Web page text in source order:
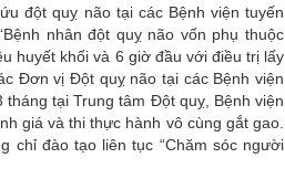
đột quỵ não tại các Bệnh viện tuyến
nhân đột quỵ não vốn phụ thuộc
huyết khối và 6 giờ đầu với điều trị lấy
Đơn vị Đột quỵ não tại các Bệnh viện
tại Trung tâm Đột quỵ, Bệnh viện
giá và thi thực hành vô cùng gắt gao.
chỉ đào tạo liên tục “Chăm sóc người